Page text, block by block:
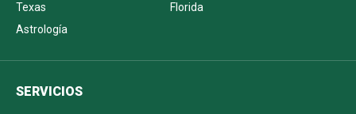
Texas
Florida
Astrología
SERVICIOS